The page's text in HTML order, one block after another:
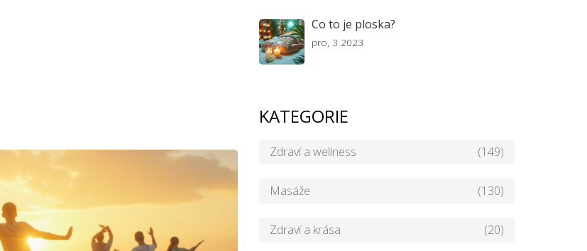
Co to je ploska?
pro, 3 2023
KATEGORIE
Zdraví a wellness (149)
Masáže (130)
Zdraví a krása (20)